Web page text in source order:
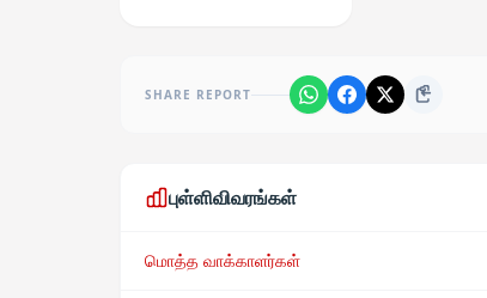
SHARE REPORT
புள்ளிவிவரங்கள்
மொத்த வாக்காளர்கள்